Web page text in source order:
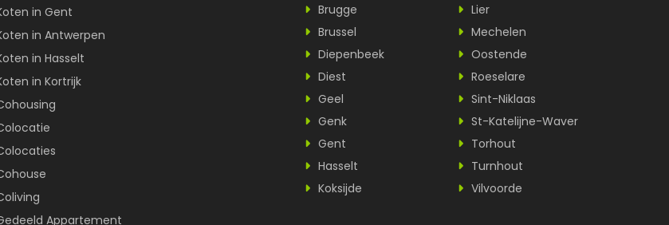
in Gent
in Antwerpen
in Hasselt
in Kortrijk
Appartement
Brugge
Brussel
Diepenbeek
Diest
Geel
Genk
Gent
Hasselt
Koksijde
Lier
Mechelen
Oostende
Roeselare
Sint-Niklaas
St-Katelijne-Waver
Torhout
Turnhout
Vilvoorde